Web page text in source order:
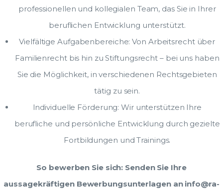
professionellen und kollegialen Team, das Sie in Ihrer
beruflichen Entwicklung unterstützt.
Vielfältige Aufgabenbereiche: Von Arbeitsrecht über
Familienrecht bis hin zu Stiftungsrecht – bei uns haben
Sie die Möglichkeit, in verschiedenen Rechtsgebieten
tätig zu sein.
Individuelle Förderung: Wir unterstützen Ihre
berufliche und persönliche Entwicklung durch gezielte
Fortbildungen und Trainings.
So bewerben Sie sich: Senden Sie Ihre
aussagekräftigen Bewerbungsunterlagen an info@ra-